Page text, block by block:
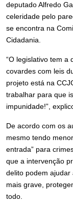
deputado Alfredo
celeridade pelo
se encontra na
Cidadania.
“O legislativo tem a
covardes com leis
projeto está na
trabalhar para que
impunidade!”,
De acordo com os
mesmo tendo
entrada” para
que a intervenção
delito podem
mais grave,
todo.